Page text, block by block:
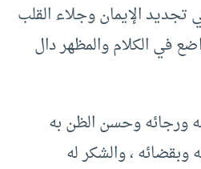
تجديد الإيمان وجلاء القلب
في الكلام والمظهر دال
ورجائه وحسن الظن به
وبقضائه ، والشكر له